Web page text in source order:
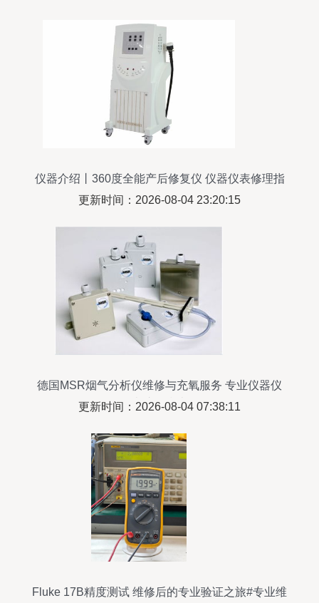
仪器介绍丨360度全能产后修复仪 仪器仪表修理指
南
更新时间：2026-08-04 23:20:15
德国MSR烟气分析仪维修与充氧服务 专业仪器仪
表护理指南
更新时间：2026-08-04 07:38:11
Fluke 17B精度测试 维修后的专业验证之旅#专业维